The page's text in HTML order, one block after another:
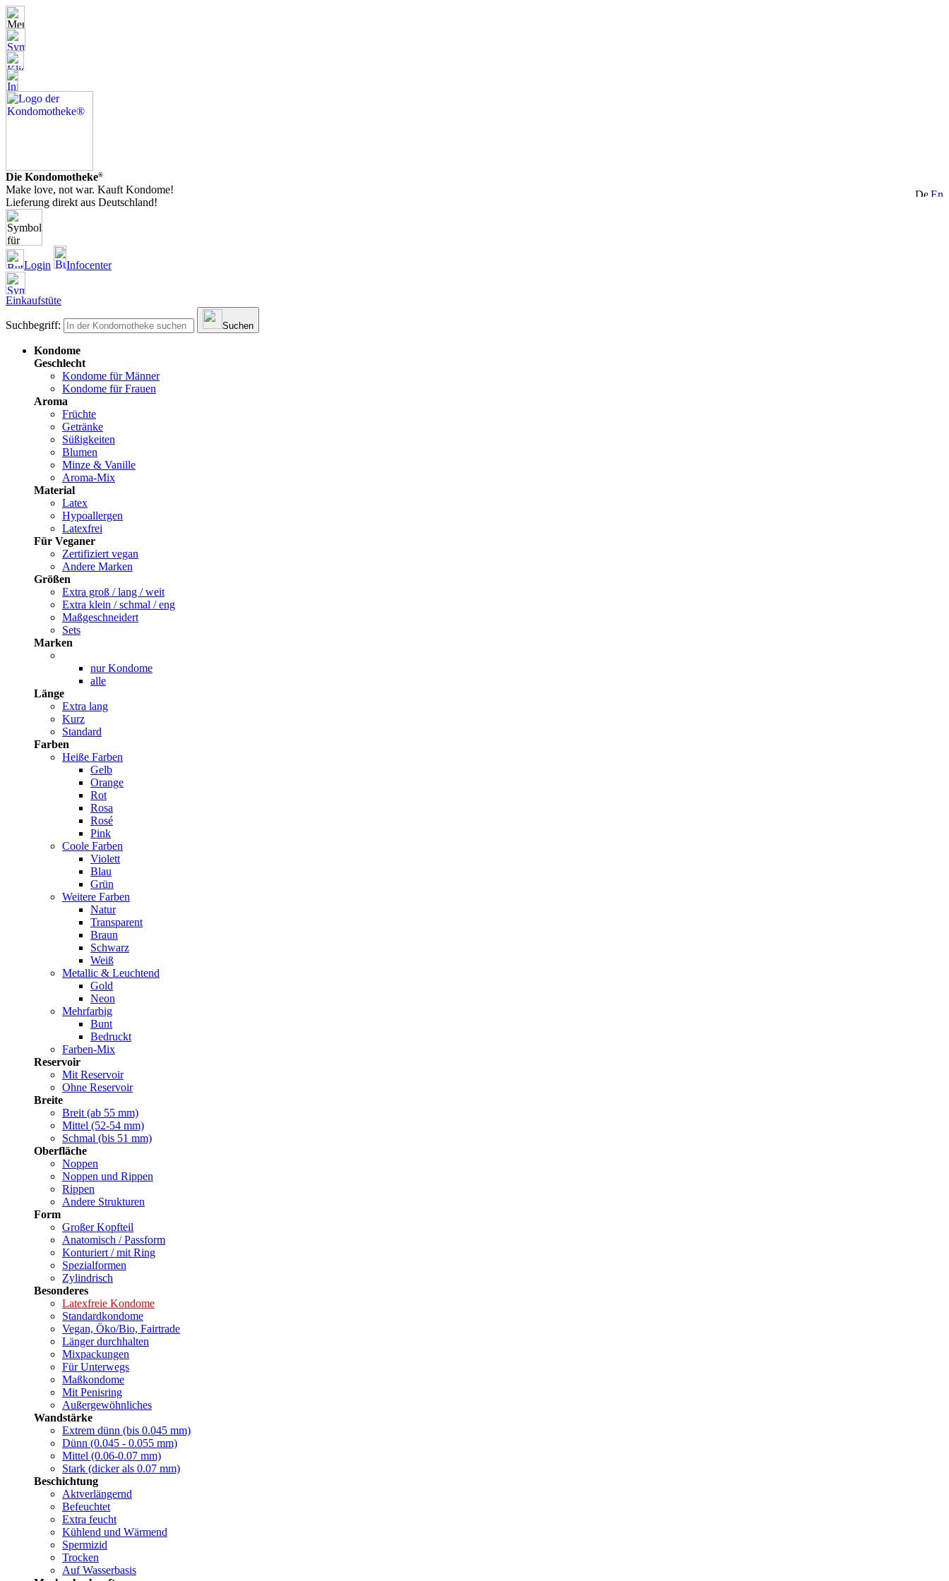
Die Kondomotheke®
Make love, not war. Kauft Kondome!
Lieferung direkt aus Deutschland!
Login Infocenter
Einkaufstüte
Suchbegriff: Suchen
Kondome
Geschlecht
Kondome für Männer
Kondome für Frauen
Aroma
Früchte
Getränke
Süßigkeiten
Blumen
Minze & Vanille
Aroma-Mix
Material
Latex
Hypoallergen
Latexfrei
Für Veganer
Zertifiziert vegan
Andere Marken
Größen
Extra groß / lang / weit
Extra klein / schmal / eng
Maßgeschneidert
Sets
Marken
nur Kondome
alle
Länge
Extra lang
Kurz
Standard
Farben
Heiße Farben
Gelb
Orange
Rot
Rosa
Rosé
Pink
Coole Farben
Violett
Blau
Grün
Weitere Farben
Natur
Transparent
Braun
Schwarz
Weiß
Metallic & Leuchtend
Gold
Neon
Mehrfarbig
Bunt
Bedruckt
Farben-Mix
Reservoir
Mit Reservoir
Ohne Reservoir
Breite
Breit (ab 55 mm)
Mittel (52-54 mm)
Schmal (bis 51 mm)
Oberfläche
Noppen
Noppen und Rippen
Rippen
Andere Strukturen
Form
Großer Kopfteil
Anatomisch / Passform
Konturiert / mit Ring
Spezialformen
Zylindrisch
Besonderes
Latexfreie Kondome
Standardkondome
Vegan, Öko/Bio, Fairtrade
Länger durchhalten
Mixpackungen
Für Unterwegs
Maßkondome
Mit Penisring
Außergewöhnliches
Wandstärke
Extrem dünn (bis 0.045 mm)
Dünn (0.045 - 0.055 mm)
Mittel (0.06-0.07 mm)
Stark (dicker als 0.07 mm)
Beschichtung
Aktverlängernd
Befeuchtet
Extra feucht
Kühlend und Wärmend
Spermizid
Trocken
Auf Wasserbasis